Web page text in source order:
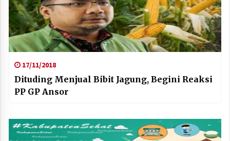
17/11/2018
Dituding Menjual Bibit Jagung, Begini Reaksi
PP GP Ansor